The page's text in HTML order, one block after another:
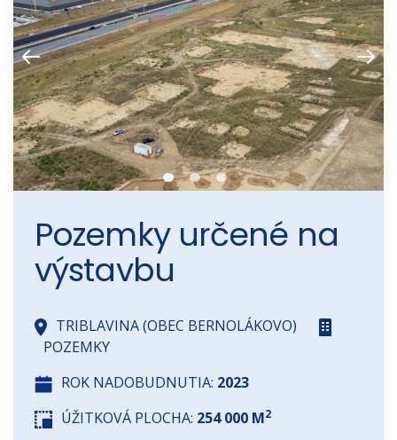
Pozemky určené na
výstavbu
TRIBLAVINA (OBEC BERNOLÁKOVO)
POZEMKY
ROK NADOBUDNUTIA: 2023
ÚŽITKOVÁ PLOCHA: 254 000 M2